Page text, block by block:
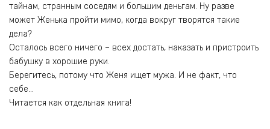
тайнам, странным соседям и большим деньгам. Ну разве
может Женька пройти мимо, когда вокруг творятся такие
дела?
Осталось всего ничего – всех достать, наказать и пристроить
бабушку в хорошие руки.
Берегитесь, потому что Женя ищет мужа. И не факт, что
себе…
Читается как отдельная книга!